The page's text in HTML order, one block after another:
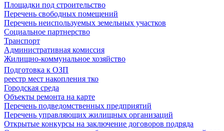
Площадки под строительство
Перечень свободных помещений
Перечень неиспользуемых земельных участков
Социальное партнерство
Транспорт
Административная комиссия
Жилищно-коммунальное хозяйство
Подготовка к ОЗП
реестр мест накопления тко
Городская среда
Объекты ремонта на карте
Перечень подведомственных предприятий
Перечень управляющих жилищных организаций
Открытые конкурсы на заключение договоров подряда